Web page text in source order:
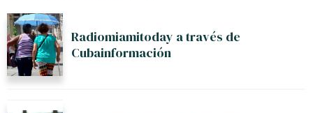
Radiomiamitoday a través de
Cubainformación